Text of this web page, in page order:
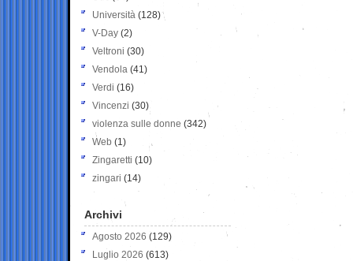
Università (128)
V-Day (2)
Veltroni (30)
Vendola (41)
Verdi (16)
Vincenzi (30)
violenza sulle donne (342)
Web (1)
Zingaretti (10)
zingari (14)
Archivi
Agosto 2026 (129)
Luglio 2026 (613)